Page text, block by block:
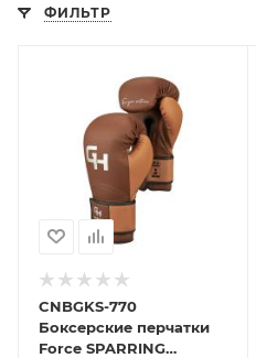
ФИЛЬТР
CNBGKS-770
Боксерские перчатки
Force SPARRING